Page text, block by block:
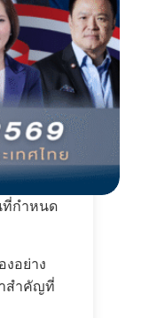
ที่กำหนด
งอย่าง
าสำคัญที่